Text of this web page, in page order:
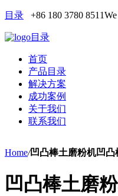
目录 +86 180 3780 8511
目录
首页
产品目录
解决方案
成功案例
关于我们
联系我们
Home/凹凸棒土磨粉机凹
凹凸棒土磨